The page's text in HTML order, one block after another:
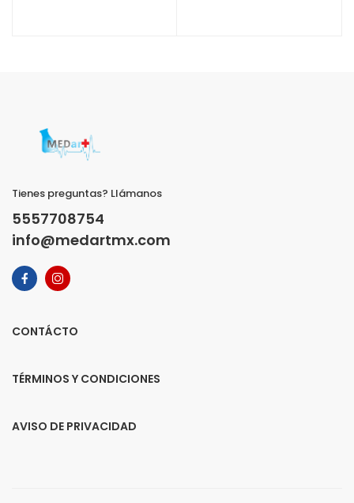
Tienes preguntas? Llámanos
5557708754
info@medartmx.com
CONTÁCTO
TÉRMINOS Y CONDICIONES
AVISO DE PRIVACIDAD